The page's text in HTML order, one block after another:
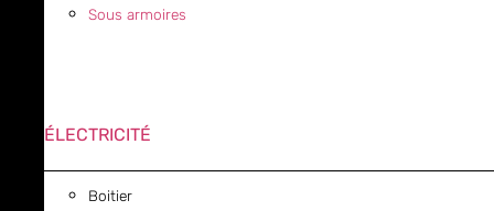
Sous armoires
ÉLECTRICITÉ
Boitier